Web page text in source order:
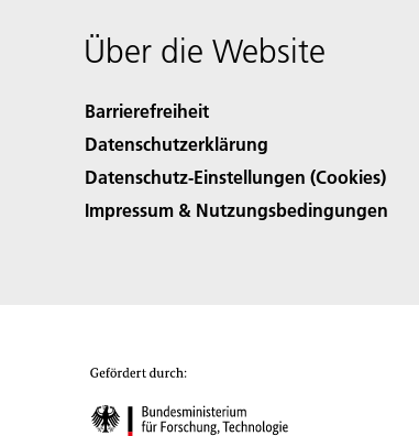
Über die Website
Barrierefreiheit
Datenschutzerklärung
Datenschutz-Einstellungen (Cookies)
Impressum & Nutzungsbedingungen